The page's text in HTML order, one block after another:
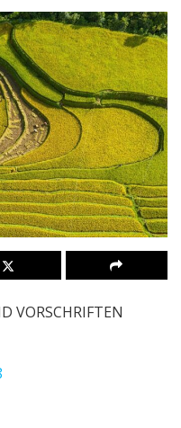
VORSCHRIFTEN